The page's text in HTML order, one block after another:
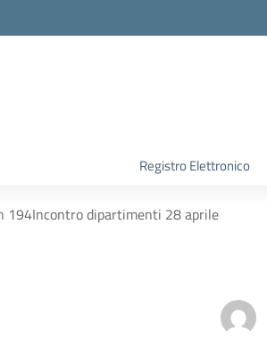
Registro Elettronico
194Incontro dipartimenti 28 aprile